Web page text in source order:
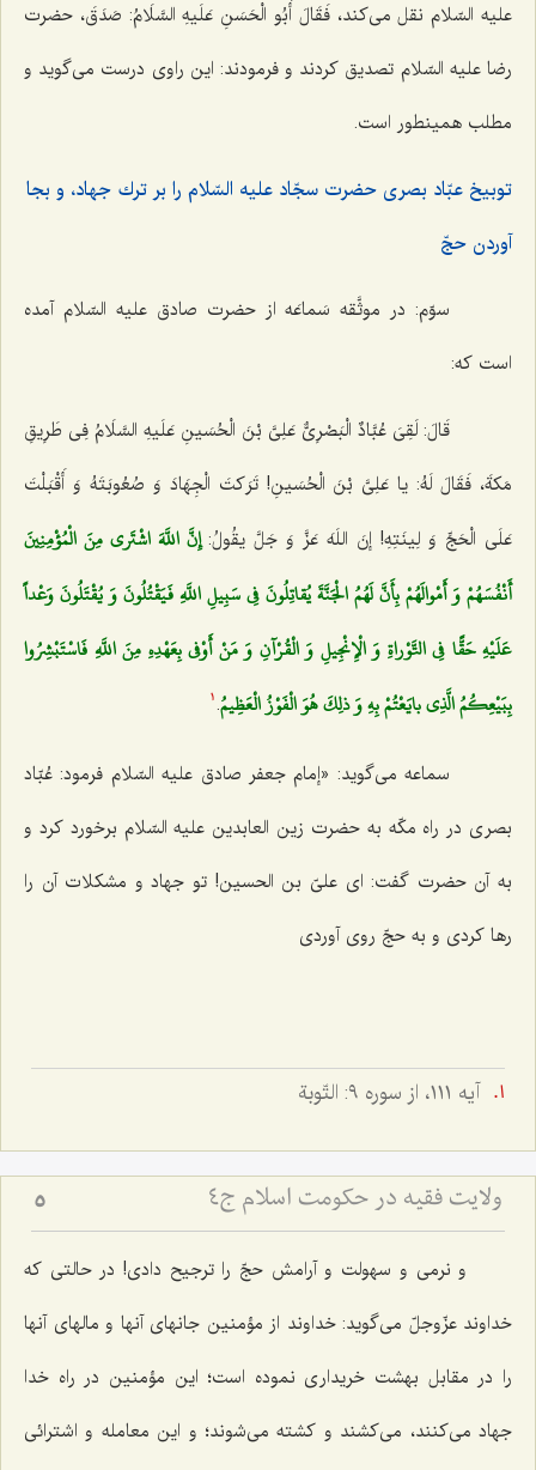
علیه السّلام نقل مى‌كند، فَقَالَ أَبُو الْحَسَنِ عَلَیهِ السَّلَامُ: صَدَقَ، حضرت
رضا علیه السّلام تصدیق كردند و فرمودند: این راوى درست مى‌گوید و
مطلب همینطور است.
توبیخ عبّاد بصرى حضرت سجّاد علیه السّلام را بر ترك جهاد، و بجا
آوردن حجّ‌
سوّم: در موثَّقه سَماعَه از حضرت صادق علیه السّلام آمده
است كه:
قَالَ:لَقِىَ عُبَّادٌ الْبَصْرِىٌّ عَلِىَّ بْنَ الْحُسَینِ عَلَیهِ السَّلَامُ فِى طَرِیقِ
مَکةَ، فَقَالَ لَهُ: یا عَلِىَّ بْنَ الْحُسَینِ! تَرَکتَ الْجِهَادَ وَ صُعُوبَتَهُ وَ أَقْبَلْتَ
عَلَى الْحَجِّ وَ لِینَتِهِ! إنَ اللَهَ عَزَّ وَ جَلَّ یقُولُ:إِنَّ اللَّهَ اشْتَرى‌ مِنَ الْمُؤْمِنِينَ
أَنْفُسَهُمْ وَ أَمْوالَهُمْ بِأَنَّ لَهُمُ الْجَنَّةَ يُقاتِلُونَ فِي سَبِيلِ اللَّهِ فَيَقْتُلُونَ وَ يُقْتَلُونَ وَعْداً
عَلَيْهِ حَقًّا فِي التَّوْراةِ وَ الْإِنْجِيلِ وَ الْقُرْآنِ وَ مَنْ أَوْفى‌ بِعَهْدِهِ مِنَ اللَّهِ فَاسْتَبْشِرُوا
بِبَيْعِكُمُ الَّذِي بايَعْتُمْ بِهِ وَ ذلِكَ هُوَ الْفَوْزُ الْعَظِيمُ‌.
1
سماعه مى‌گوید: «إمام جعفر صادق علیه السّلام فرمود: عُبّاد
بصرى در راه مكّه به حضرت زین العابدین علیه السّلام برخورد كرد و
به آن حضرت گفت: اى علىّ بن الحسین! تو جهاد و مشكلات آن را
رها كردى و به حجّ روى آوردى‌
آيه ١١١، از سوره ٩: التّوبة
ولایت فقیه در حکومت اسلام ج4 5
و نرمى و سهولت و آرامش حجّ را ترجیح دادى! در حالتى كه
خداوند عزّوجلّ مى‌گوید: خداوند از مؤمنین جانهاى آنها و مالهاى آنها
را در مقابل بهشت خریدارى نموده است؛ این مؤمنین در راه خدا
جهاد مى‌كنند، مى‌كشند و كشته مى‌شوند؛ و این معامله و اشترائى